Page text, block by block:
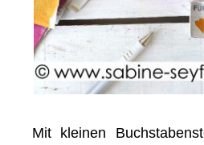
Mit kleinen